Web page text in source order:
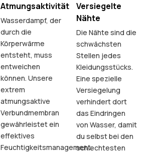
Atmungsaktivität
Wasserdampf, der
durch die
Körperwärme
entsteht, muss
entweichen
können. Unsere
extrem
atmungsaktive
Verbundmembran
gewährleistet ein
effektives
Feuchtigkeitsmanagement.
Versiegelte
Nähte
Die Nähte sind die
schwächsten
Stellen jedes
Kleidungsstücks.
Eine spezielle
Versiegelung
verhindert dort
das Eindringen
von Wasser, damit
du selbst bei den
schlechtesten